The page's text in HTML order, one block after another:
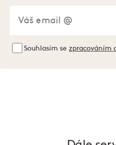
Souhlasím se zpracováním